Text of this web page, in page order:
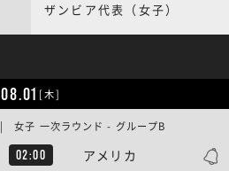
ザンビア代表（女子）
08.01 [木]
02:00 アメリカ
子 一次ラウンド - グループB